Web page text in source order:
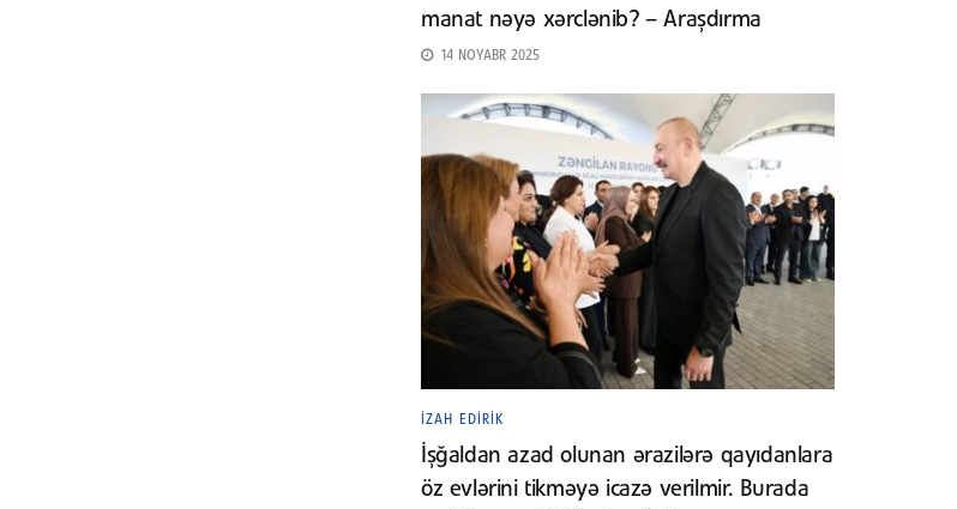
manat nəyə xərclənib? – Araşdırma
14 NOYABR 2025
İZAH EDIRIK
İşğaldan azad olunan ərazilərə qayıdanlara
öz evlərini tikməyə icazə verilmir. Burada